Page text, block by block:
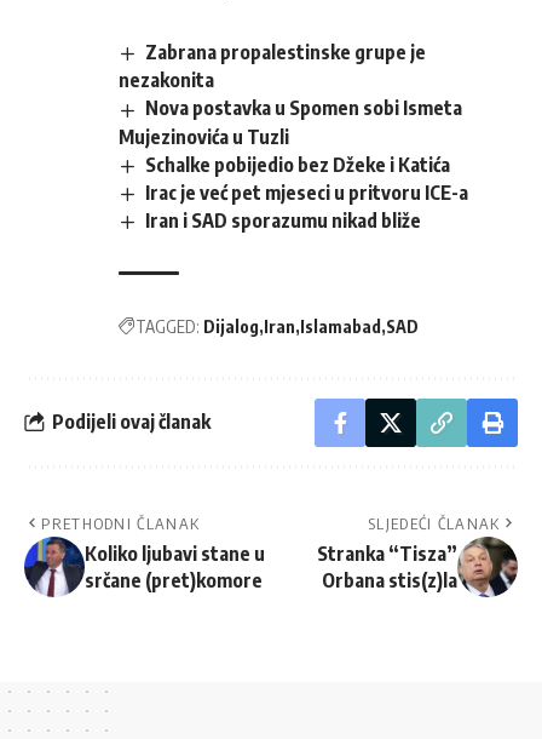
Zabrana propalestinske grupe je
nezakonita
Nova postavka u Spomen sobi Ismeta
Mujezinovića u Tuzli
Schalke pobijedio bez Džeke i Katića
Irac je već pet mjeseci u pritvoru ICE-a
Iran i SAD sporazumu nikad bliže
TAGGED: Dijalog Iran Islamabad SAD
Podijeli ovaj članak
PRETHODNI ČLANAK
Koliko ljubavi stane u
srčane (pret)komore
SLJEDEĆI ČLANAK
Stranka “Tisza”
Orbana stis(z)la